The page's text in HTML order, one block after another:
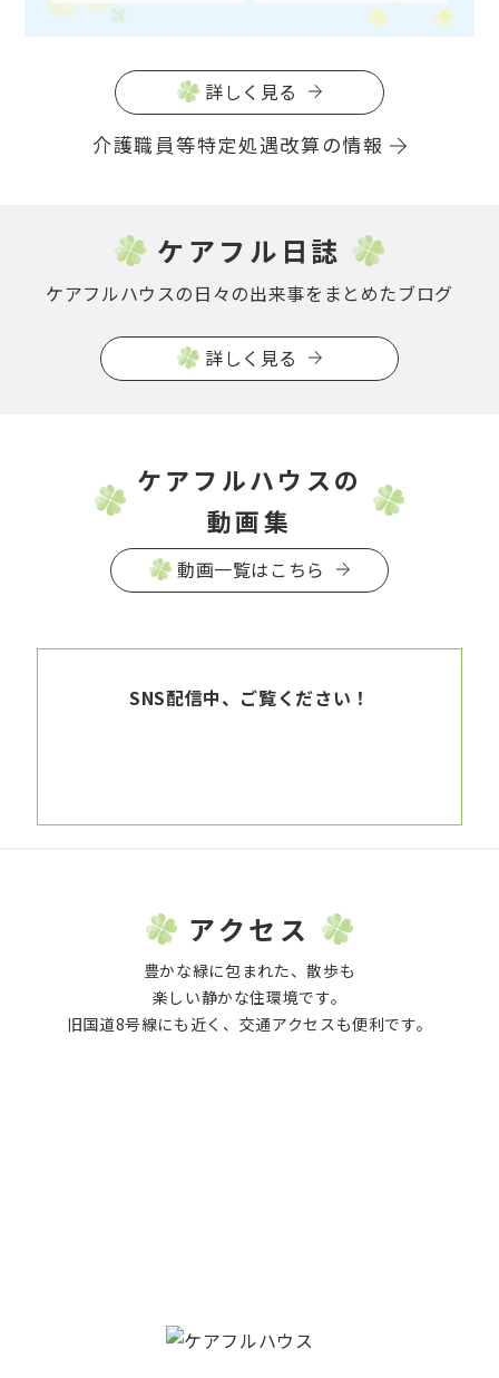
詳しく見る
介護職員等特定処遇改算の情報
ケアフル日誌
ケアフルハウスの日々の出来事をまとめたブログ
詳しく見る
ケアフルハウスの
動画集
動画一覧はこちら
SNS配信中、ご覧ください！
アクセス
豊かな緑に包まれた、散歩も
楽しい静かな住環境です。
旧国道8号線にも近く、交通アクセスも便利です。